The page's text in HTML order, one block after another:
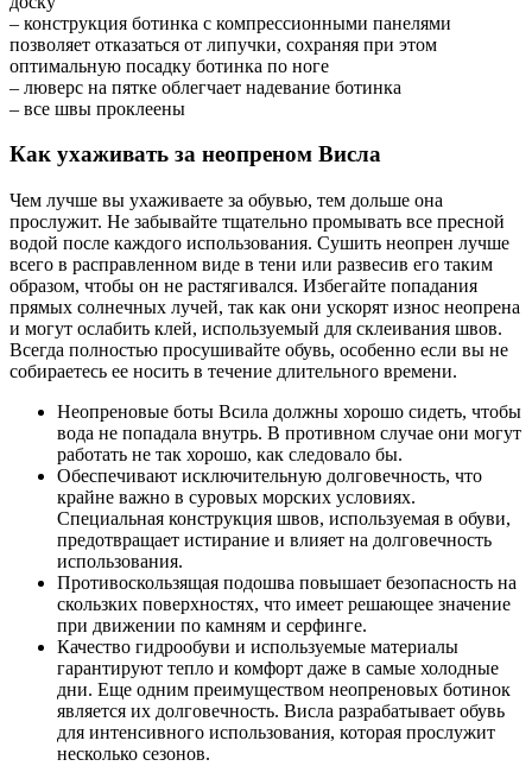
– конструкция ботинка с компрессионными панелями
позволяет отказаться от липучки, сохраняя при этом
оптимальную посадку ботинка по ноге
– люверс на пятке облегчает надевание ботинка
– все швы проклеены
Как ухаживать за неопреном Висла
Чем лучше вы ухаживаете за обувью, тем дольше она
прослужит. Не забывайте тщательно промывать все пресной
водой после каждого использования. Сушить неопрен лучше
всего в расправленном виде в тени или развесив его таким
образом, чтобы он не растягивался. Избегайте попадания
прямых солнечных лучей, так как они ускорят износ неопрена
и могут ослабить клей, используемый для склеивания швов.
Всегда полностью просушивайте обувь, особенно если вы не
собираетесь ее носить в течение длительного времени.
Неопреновые боты Всила должны хорошо сидеть, чтобы
вода не попадала внутрь. В противном случае они могут
работать не так хорошо, как следовало бы.
Обеспечивают исключительную долговечность, что
крайне важно в суровых морских условиях.
Специальная конструкция швов, используемая в обуви,
предотвращает истирание и влияет на долговечность
использования.
Противоскользящая подошва повышает безопасность на
скользких поверхностях, что имеет решающее значение
при движении по камням и серфинге.
Качество гидрообуви и используемые материалы
гарантируют тепло и комфорт даже в самые холодные
дни. Еще одним преимуществом неопреновых ботинок
является их долговечность. Вислa разрабатывает обувь
для интенсивного использования, которая прослужит
несколько сезонов.